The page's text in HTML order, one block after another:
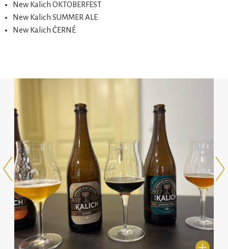
New Kalich OKTOBERFEST
New Kalich SUMMER ALE
New Kalich ČERNÉ